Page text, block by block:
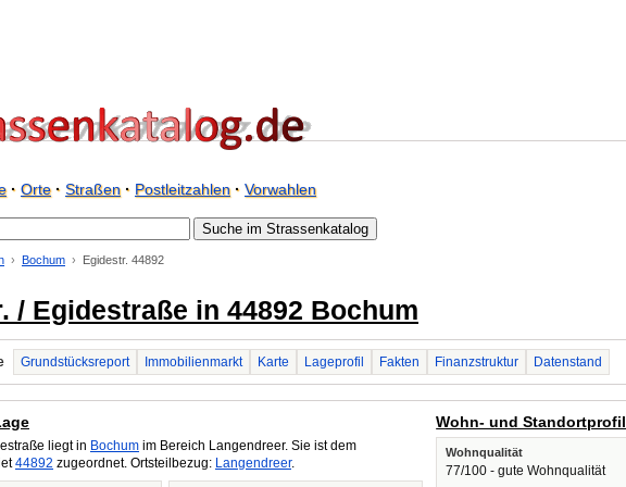
· Orte· Straßen· Postleitzahlen· Vorwahlen
Bochum Egidestr. 44892
/ Egidestraße in 44892 Bochum
Grundstücksreport Immobilienmarkt Karte Lageprofil Fakten Finanzstruktur Datenstand
liegt in Bochum im Bereich Langendreer. Sie ist dem
44892 zugeordnet. Ortsteilbezug: Langendreer.
Wohn- und Standortprofil
Wohnqualität
77/100 - gute Wohnqualität